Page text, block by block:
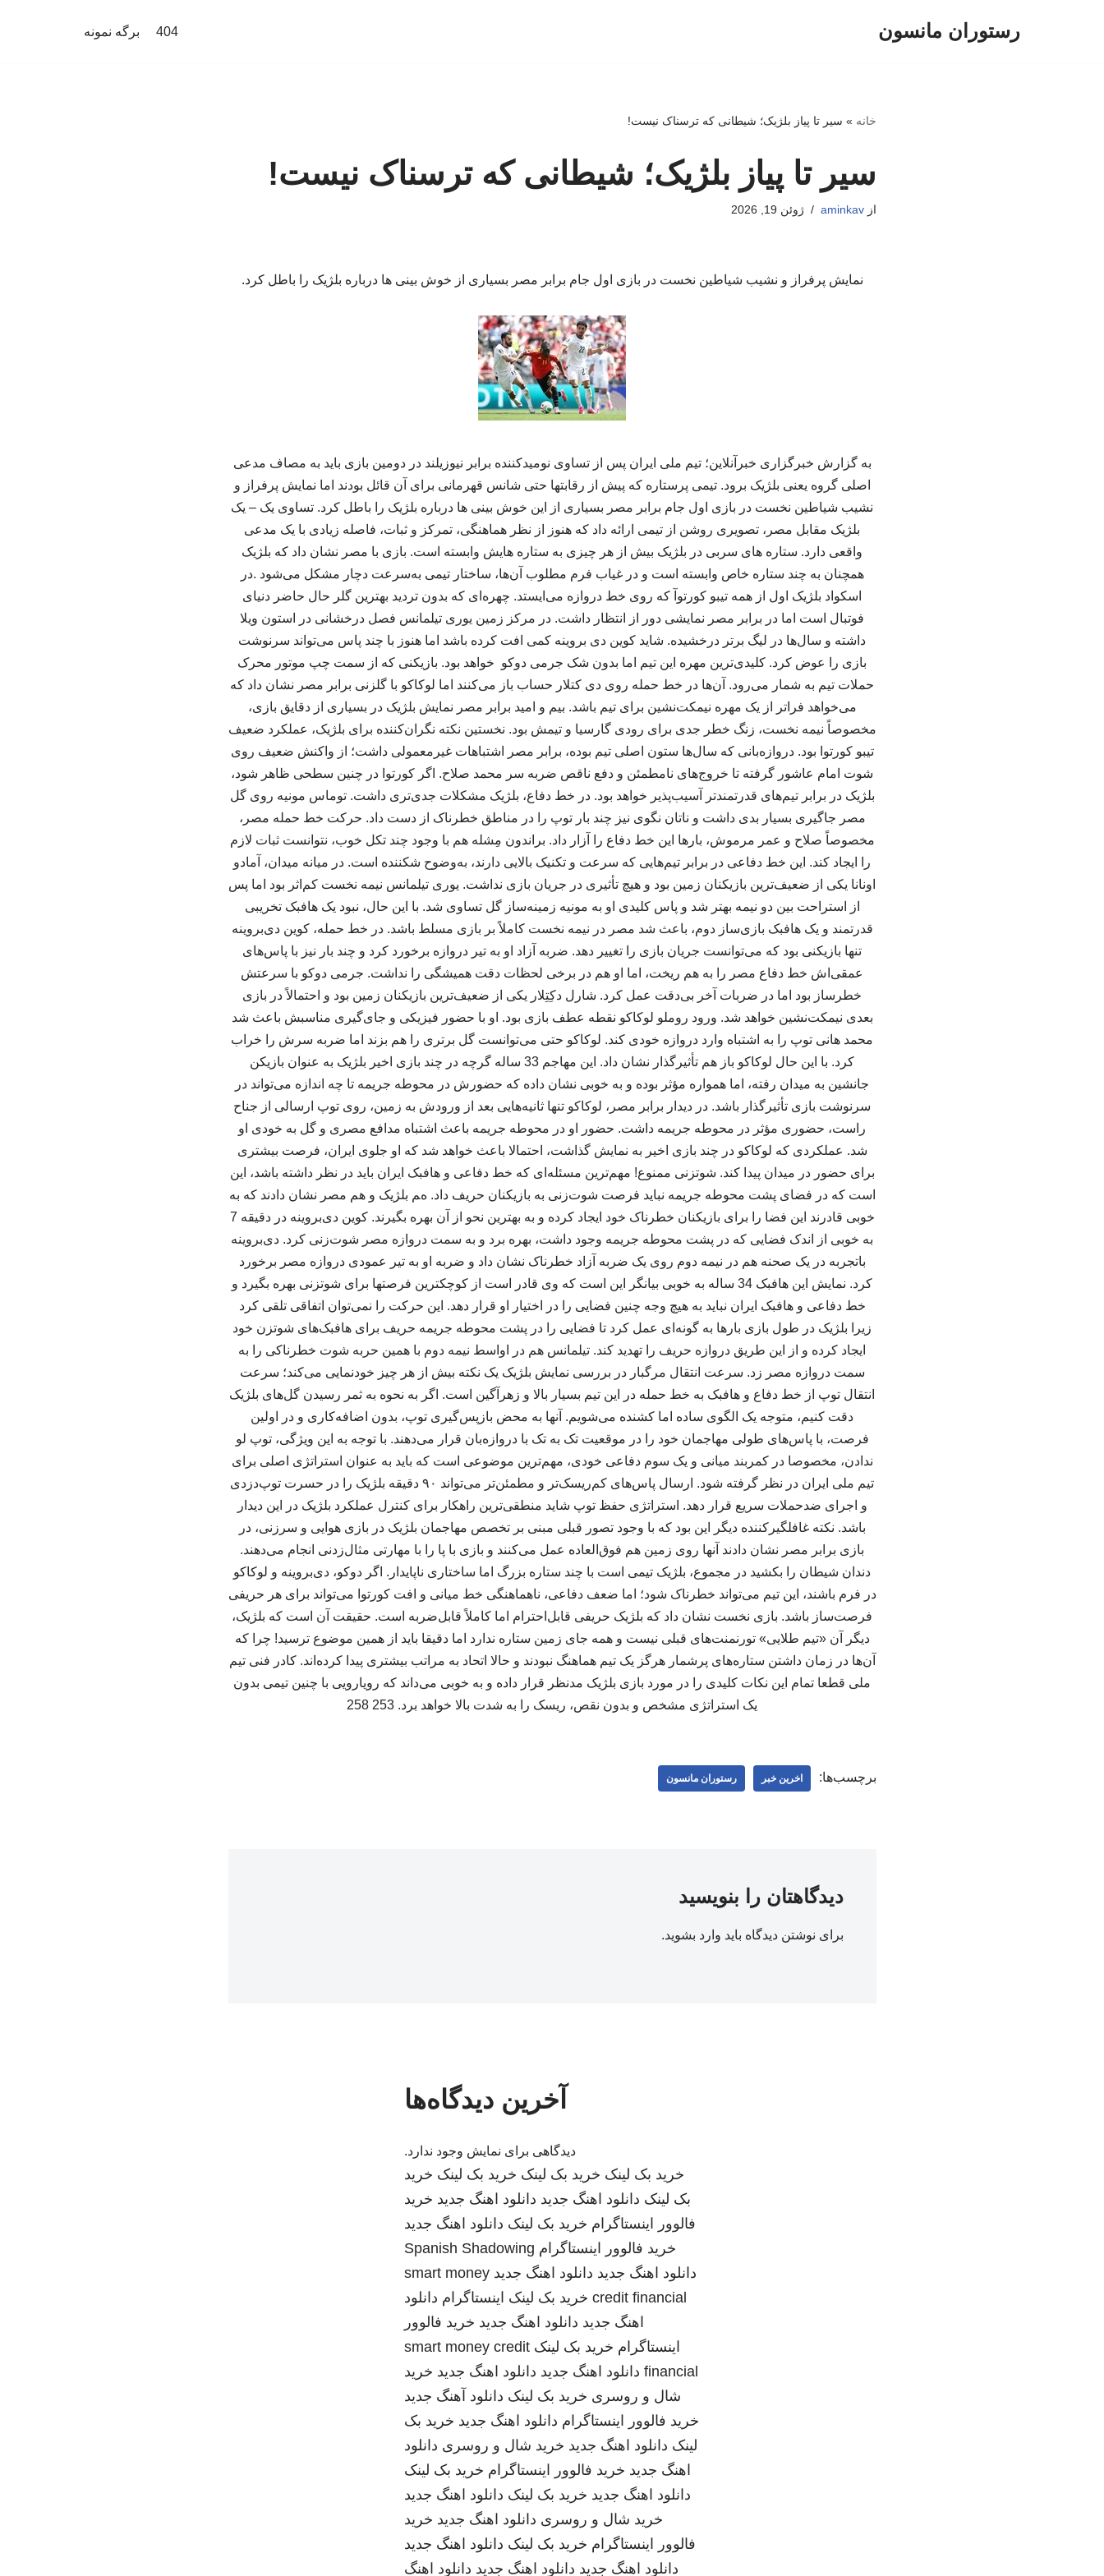
رستوران مانسون 404 برگه نمونه
خانه » سیر تا پیاز بلژیک؛ شیطانی که ترسناک نیست!
سیر تا پیاز بلژیک؛ شیطانی که ترسناک نیست!
ازaminkav ژوئن 19, 2026
نمایش پرفراز و نشیب شیاطین نخست در بازی اول جام برابر مصر بسیاری از خوش بینی ها درباره بلژیک را باطل کرد.
به گزارش خبرگزاری خبرآنلاین؛ تیم ملی ایران پس از تساوی نومیدکننده برابر نیوزیلند در دومین بازی باید به مصاف مدعی
اصلی گروه یعنی بلژیک برود. تیمی پرستاره که پیش از رقابتها حتی شانس قهرمانی برای آن قائل بودند اما نمایش پرفراز و
نشیب شیاطین نخست در بازی اول جام برابر مصر بسیاری از این خوش بینی ها درباره بلژیک را باطل کرد. تساوی یک – یک
بلژیک مقابل مصر، تصویری روشن از تیمی ارائه داد که هنوز از نظر هماهنگی، تمرکز و ثبات، فاصله زیادی با یک مدعی
واقعی دارد. ستاره های سربی در بلژیک بیش از هر چیزی به ستاره هایش وابسته است. بازی با مصر نشان داد که بلژیک
همچنان به چند ستاره خاص وابسته است و در غیاب فرم مطلوب آن‌ها، ساختار تیمی به‌سرعت دچار مشکل می‌شود .در
اسکواد بلژیک اول از همه تیبو کورتوآ که روی خط دروازه می‌ایستد. چهره‌ای که بدون تردید بهترین گلر حال حاضر دنیای
فوتبال است اما در برابر مصر نمایشی دور از انتظار داشت. در مرکز زمین یوری تیلمانس فصل درخشانی در استون ویلا
داشته و سال‌ها در لیگ برتر درخشیده. شاید کوین دی بروینه کمی افت کرده باشد اما هنوز با چند پاس می‌تواند سرنوشت
بازی را عوض کرد. کلیدی‌ترین مهره این تیم اما بدون شک جرمی دوکو خواهد بود. بازیکنی که از سمت چپ موتور محرک
حملات تیم به شمار می‌رود. آن‌ها در خط حمله روی دی کتلار حساب باز می‌کنند اما لوکاکو با گلزنی برابر مصر نشان داد که
می‌خواهد فراتر از یک مهره نیمکت‌نشین برای تیم باشد. بیم و امید برابر مصر نمایش بلژیک در بسیاری از دقایق بازی،
مخصوصاً نیمه نخست، زنگ خطر جدی برای رودی گارسیا و تیمش بود. نخستین نکته نگران‌کننده برای بلژیک، عملکرد ضعیف
تیبو کورتوا بود. دروازه‌بانی که سال‌ها ستون اصلی تیم بوده، برابر مصر اشتباهات غیرمعمولی داشت؛ از واکنش ضعیف روی
شوت امام عاشور گرفته تا خروج‌های نامطمئن و دفع ناقص ضربه سر محمد صلاح. اگر کورتوا در چنین سطحی ظاهر شود،
بلژیک در برابر تیم‌های قدرتمندتر آسیب‌پذیر خواهد بود. در خط دفاع، بلژیک مشکلات جدی‌تری داشت. توماس مونیه روی گل
مصر جاگیری بسیار بدی داشت و ناتان نگوی نیز چند بار توپ را در مناطق خطرناک از دست داد. حرکت خط حمله مصر،
مخصوصاً صلاح و عمر مرموش، بارها این خط دفاع را آزار داد. براندون مِشله هم با وجود چند تکل خوب، نتوانست ثبات لازم
را ایجاد کند. این خط دفاعی در برابر تیم‌هایی که سرعت و تکنیک بالایی دارند، به‌وضوح شکننده است. در میانه میدان، آمادو
اونانا یکی از ضعیف‌ترین بازیکنان زمین بود و هیچ تأثیری در جریان بازی نداشت. یوری تیلمانس نیمه نخست کم‌اثر بود اما پس
از استراحت بین دو نیمه بهتر شد و پاس کلیدی او به مونیه زمینه‌ساز گل تساوی شد. با این حال، نبود یک هافبک تخریبی
قدرتمند و یک هافبک بازی‌ساز دوم، باعث شد مصر در نیمه نخست کاملاً بر بازی مسلط باشد. در خط حمله، کوین دی‌بروینه
تنها بازیکنی بود که می‌توانست جریان بازی را تغییر دهد. ضربه آزاد او به تیر دروازه برخورد کرد و چند بار نیز با پاس‌های
عمقی‌اش خط دفاع مصر را به هم ریخت، اما او هم در برخی لحظات دقت همیشگی را نداشت. جرمی دوکو با سرعتش
خطرساز بود اما در ضربات آخر بی‌دقت عمل کرد. شارل دکِتِلار یکی از ضعیف‌ترین بازیکنان زمین بود و احتمالاً در بازی
بعدی نیمکت‌نشین خواهد شد. ورود روملو لوکاکو نقطه عطف بازی بود. او با حضور فیزیکی و جای‌گیری مناسبش باعث شد
محمد هانی توپ را به اشتباه وارد دروازه خودی کند. لوکاکو حتی می‌توانست گل برتری را هم بزند اما ضربه سرش را خراب
کرد. با این حال لوکاکو باز هم تأثیرگذار نشان داد. این مهاجم 33 ساله گرچه در چند بازی اخیر بلژیک به عنوان بازیکن
جانشین به میدان رفته، اما همواره مؤثر بوده و به خوبی نشان داده که حضورش در محوطه جریمه تا چه اندازه می‌تواند در
سرنوشت بازی تأثیرگذار باشد. در دیدار برابر مصر، لوکاکو تنها ثانیه‌هایی بعد از ورودش به زمین، روی توپ ارسالی از جناح
راست، حضوری مؤثر در محوطه جریمه داشت. حضور او در محوطه جریمه باعث اشتباه مدافع مصری و گل به خودی او
شد. عملکردی که لوکاکو در چند بازی اخیر به نمایش گذاشت، احتمالا باعث خواهد شد که او جلوی ایران، فرصت بیشتری
برای حضور در میدان پیدا کند. شوتزنی ممنوع! مهم‌ترین مسئله‌ای که خط دفاعی و هافبک ایران باید در نظر داشته باشد، این
است که در فضای پشت محوطه جریمه نباید فرصت شوت‌زنی به بازیکنان حریف داد. هم بلژیک و هم مصر نشان دادند که به
خوبی قادرند این فضا را برای بازیکنان خطرناک خود ایجاد کرده و به بهترین نحو از آن بهره بگیرند. کوین دی‌بروینه در دقیقه 7
به خوبی از اندک فضایی که در پشت محوطه جریمه وجود داشت، بهره برد و به سمت دروازه مصر شوت‌زنی کرد. دی‌بروینه
باتجربه در یک صحنه هم در نیمه دوم روی یک ضربه آزاد خطرناک نشان داد و ضربه او به تیر عمودی دروازه مصر برخورد
کرد. نمایش این هافبک 34 ساله به خوبی بیانگر این است که وی قادر است از کوچکترین فرصتها برای شوتزنی بهره بگیرد و
خط دفاعی و هافبک ایران نباید به هیچ وجه چنین فضایی را در اختیار او قرار دهد. این حرکت را نمی‌توان اتفاقی تلقی کرد
زیرا بلژیک در طول بازی بارها به گونه‌ای عمل کرد تا فضایی را در پشت محوطه جریمه حریف برای هافبک‌های شوتزن خود
ایجاد کرده و از این طریق دروازه حریف را تهدید کند. تیلمانس هم در اواسط نیمه دوم با همین حربه شوت خطرناکی را به
سمت دروازه مصر زد. سرعت انتقال مرگبار در بررسی نمایش بلژیک یک نکته بیش از هر چیز خودنمایی می‌کند؛ سرعت
انتقال توپ از خط دفاع و هافبک به خط حمله در این تیم بسیار بالا و زهرآگین است. اگر به نحوه به ثمر رسیدن گل‌های بلژیک
دقت کنیم، متوجه یک الگوی ساده اما کشنده می‌شویم. آنها به محض بازپس‌گیری توپ، بدون اضافه‌کاری و در اولین
فرصت، با پاس‌های طولی مهاجمان خود را در موقعیت تک به تک با دروازه‌بان قرار می‌دهند. با توجه به این ویژگی، توپ لو
ندادن، مخصوصا در کمربند میانی و یک سوم دفاعی خودی، مهم‌ترین موضوعی است که باید به عنوان استراتژی اصلی برای
تیم ملی ایران در نظر گرفته شود. ارسال پاس‌های کم‌ریسک‌تر و مطمئن‌تر می‌تواند ۹۰ دقیقه بلژیک را در حسرت توپ‌دزدی
و اجرای ضدحملات سریع قرار دهد. استراتژی حفظ توپ شاید منطقی‌ترین راهکار برای کنترل عملکرد بلژیک در این دیدار
باشد. نکته غافلگیرکننده دیگر این بود که با وجود تصور قبلی مبنی بر تخصص مهاجمان بلژیک در بازی هوایی و سرزنی، در
بازی برابر مصر نشان دادند آنها روی زمین هم فوق‌العاده عمل می‌کنند و بازی با پا را با مهارتی مثال‌زدنی انجام می‌دهند.
دندان شیطان را بکشید در مجموع، بلژیک تیمی است با چند ستاره بزرگ اما ساختاری ناپایدار. اگر دوکو، دی‌بروینه و لوکاکو
در فرم باشند، این تیم می‌تواند خطرناک شود؛ اما ضعف دفاعی، ناهماهنگی خط میانی و افت کورتوا می‌تواند برای هر حریفی
فرصت‌ساز باشد. بازی نخست نشان داد که بلژیک حریفی قابل‌احترام اما کاملاً قابل‌ضربه است. حقیقت آن است که بلژیک،
دیگر آن «تیم طلایی» تورنمنت‌های قبلی نیست و همه جای زمین ستاره ندارد اما دقیقا باید از همین موضوع ترسید! چرا که
آن‌ها در زمان داشتن ستاره‌های پرشمار هرگز یک تیم هماهنگ نبودند و حالا اتحاد به مراتب بیشتری پیدا کرده‌اند. کادر فنی تیم
ملی قطعا تمام این نکات کلیدی را در مورد بازی بلژیک مدنظر قرار داده و به خوبی می‌داند که رویارویی با چنین تیمی بدون
یک استراتژی مشخص و بدون نقص، ریسک را به شدت بالا خواهد برد. 253 258
برچسب‌ها: اخرین خبر رستوران مانسون
دیدگاهتان را بنویسید
برای نوشتن دیدگاه باید وارد بشوید.
آخرین دیدگاه‌ها
دیدگاهی برای نمایش وجود ندارد.
خرید بک لینک خرید بک لینک خرید بک لینک خرید
بک لینک دانلود اهنگ جدید دانلود اهنگ جدید خرید
فالوور اینستاگرام خرید بک لینک دانلود اهنگ جدید
خرید فالوور اینستاگرام Spanish Shadowing
دانلود اهنگ جدید دانلود اهنگ جدید smart money
credit financial خرید بک لینک اینستاگرام دانلود
اهنگ جدید دانلود اهنگ جدید خرید فالوور
اینستاگرام خرید بک لینک smart money credit
financial دانلود اهنگ جدید دانلود اهنگ جدید خرید
شال و روسری خرید بک لینک دانلود آهنگ جدید
خرید فالوور اینستاگرام دانلود اهنگ جدید خرید بک
لینک دانلود اهنگ جدید خرید شال و روسری دانلود
اهنگ جدید خرید فالوور اینستاگرام خرید بک لینک
دانلود اهنگ جدید خرید بک لینک دانلود اهنگ جدید
خرید شال و روسری دانلود اهنگ جدید خرید
فالوور اینستاگرام خرید بک لینک دانلود اهنگ جدید
دانلود اهنگ جدید دانلود اهنگ جدید دانلود اهنگ